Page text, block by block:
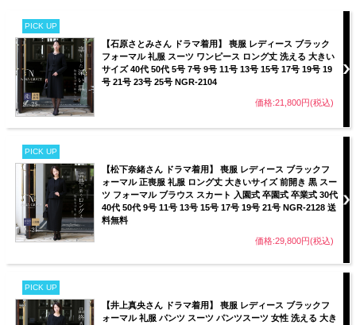
PICK UP
【石原さとみさん ドラマ着用】 喪服 レディース ブラック
フォーマル 礼服 スーツ ワンピース ロング丈 洗える 大きい
サイズ 40代 50代 5号 7号 9号 11号 13号 15号 17号 19号 19
号 21号 23号 25号 NGR-2104
価格:21,800円(税込)
PICK UP
【松下奈緒さん ドラマ着用】 喪服 レディース ブラックフ
ォーマル 正喪服 礼服 ロング丈 大きいサイズ 前開き 黒 スー
ツ フォーマル ブラウス スカート 入園式 卒園式 卒業式 30代
40代 50代 9号 11号 13号 15号 17号 19号 21号 NGR-2128 送
料無料
価格:29,800円(税込)
PICK UP
【井上真央さん ドラマ着用】 喪服 レディース ブラックフ
ォーマル 礼服 パンツ スーツ パンツスーツ 女性 洗える 大き